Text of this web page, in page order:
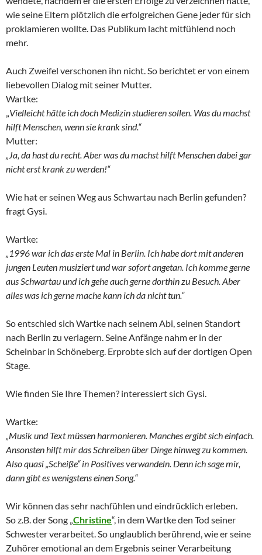
wie seine Eltern plötzlich die erfolgreichen Gene jeder für sich
proklamieren wollte. Das Publikum lacht mitfühlend noch
mehr.
Auch Zweifel verschonen ihn nicht. So berichtet er von einem
liebevollen Dialog mit seiner Mutter.
Wartke:
Vielleicht hätte ich doch Medizin studieren sollen. Was du machst
hilft Menschen, wenn sie krank sind.“
Mutter:
„Ja, da hast du recht. Aber was du machst hilft Menschen dabei gar
nicht erst krank zu werden!“
Wie hat er seinen Weg aus Schwartau nach Berlin gefunden?
fragt Gysi.
Wartke:
„1996 war ich das erste Mal in Berlin. Ich habe dort mit anderen
jungen Leuten musiziert und war sofort angetan. Ich komme gerne
aus Schwartau und ich gehe auch gerne dorthin zu Besuch. Aber
alles was ich gerne mache kann ich da nicht tun.“
So entschied sich Wartke nach seinem Abi, seinen Standort
nach Berlin zu verlagern. Seine Anfänge nahm er in der
Scheinbar in Schöneberg. Erprobte sich auf der dortigen Open
Stage.
Wie finden Sie Ihre Themen? interessiert sich Gysi.
Wartke:
„Musik und Text müssen harmonieren. Manches ergibt sich einfach.
Ansonsten hilft mir das Schreiben über Dinge hinweg zu kommen.
Also quasi „Scheiße“ in Positives verwandeln. Denn ich sage mir,
dann gibt es wenigstens einen Song.“
Wir können das sehr nachfühlen und eindrücklich erleben.
So z.B. der Song „ Christine“, in dem Wartke den Tod seiner
Schwester verarbeitet. So unglaublich berührend, wie er seine
Zuhörer emotional an dem Ergebnis seiner Verarbeitung